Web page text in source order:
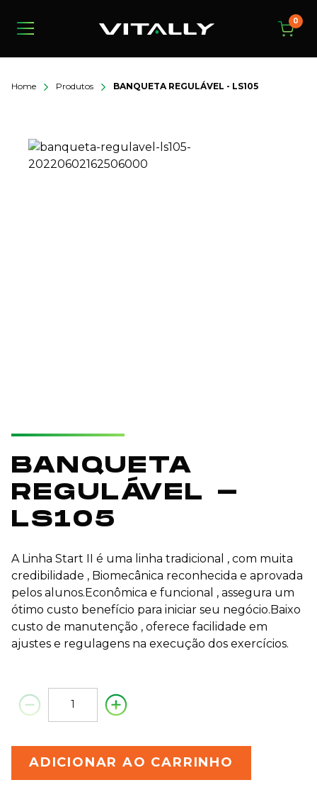
0
Home Produtos BANQUETA REGULÁVEL - LS105
BANQUETA
REGULÁVEL -
LS105
A Linha Start II é uma linha tradicional , com muita
credibilidade , Biomecânica reconhecida e aprovada
pelos alunos.Econômica e funcional , assegura um
ótimo custo benefício para iniciar seu negócio.Baixo
custo de manutenção , oferece facilidade em
ajustes e regulagens na execução dos exercícios.
ADICIONAR AO CARRINHO